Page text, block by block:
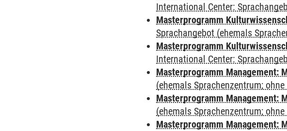
International Center:
Masterprogramm
Sprachangebot (ehemals
Masterprogramm
International Center:
Masterprogramm Management:
(ehemals Sprachenzentrum; ohne
Masterprogramm Management:
(ehemals Sprachenzentrum; ohne
Masterprogramm Management: